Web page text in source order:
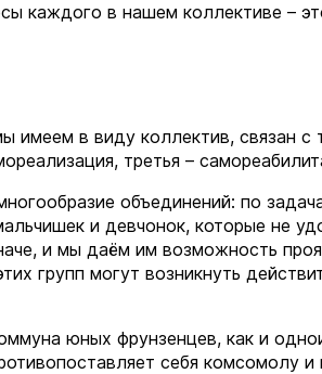
каждого в нашем коллективе –
имеем в виду коллектив, связан с
третья –
объединений: по
и девчонок, которые не
и мы даём им возможность
групп могут возникнуть
юных фрунзенцев, как и
себя комсомолу и